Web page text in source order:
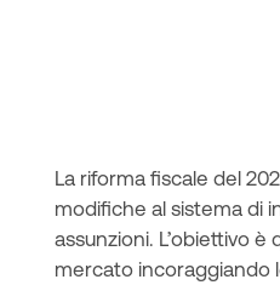
La riforma fiscale del
modifiche al sistema di
assunzioni. L’obiettivo è
mercato incoraggiando